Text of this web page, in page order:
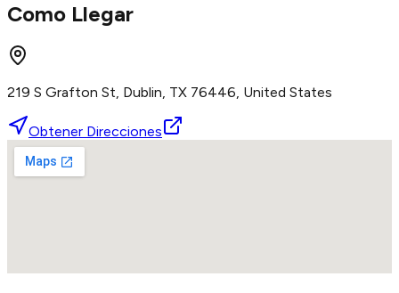
Como Llegar
219 S Grafton St, Dublin, TX 76446, United States
Obtener Direcciones